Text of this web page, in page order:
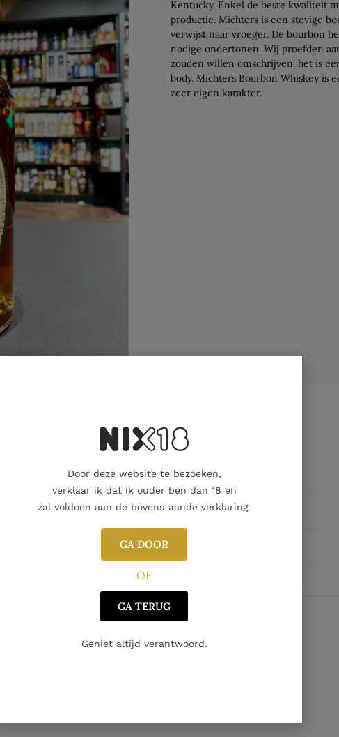
Kentucky. Enkel de beste kwaliteit
productie. Michters is een stevige
verwijst naar vroeger. De bourbon
nodige ondertonen. Wij proefden
zouden willen omschrijven. het is
body. Michters Bourbon Whiskey is
zeer eigen karakter.
Door deze website te bezoeken,
verklaar ik dat ik ouder ben dan 18 en
zal voldoen aan de bovenstaande verklaring.
GA DOOR
OF
GA TERUG
Geniet altijd verantwoord.